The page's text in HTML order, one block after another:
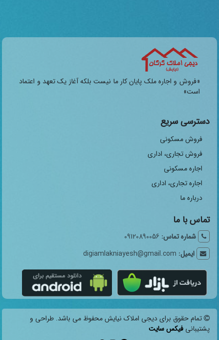
«فروش و اجاره ملک پایان کار ما نیست بلکه آغاز یک تعهد و اعتماد
است»
دسترسی سریع
فروش مسکونی
فروش تجاری، اداری
اجاره مسکونی
اجاره تجاری، اداری
درباره ما
تماس با ما
شماره تماس: 09120890056
ایمیل: digiamlakniayesh@gmail.com
تمام حقوق برای دیجی املاک نیایش محفوظ می باشد. طراحی و
پشتیبانی فیکس سایت